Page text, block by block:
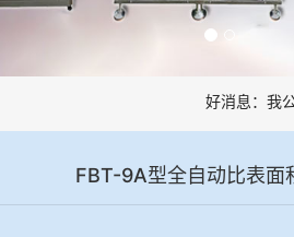
好消息：我
FBT-9A型全自动比表面